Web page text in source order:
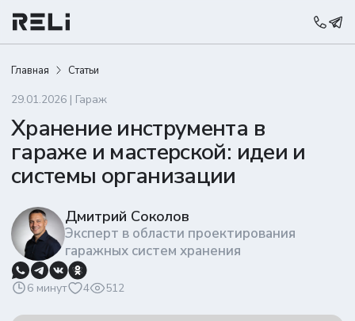
Главная Статьи
29.01.2026 | Гараж
Хранение инструмента в
гараже и мастерской: идеи и
системы организации
Дмитрий Соколов
Эксперт в области проектирования
гаражных систем хранения
6 минут 4 512